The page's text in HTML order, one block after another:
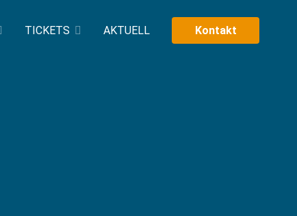
Kontakt
TICKETS AKTUELL